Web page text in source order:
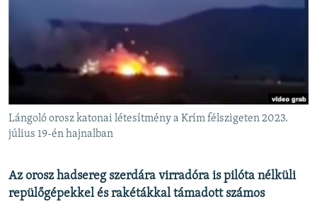
A PÉNZ NYOMÁBAN
VILÁG
A MÚLT TANULSÁGAI
Lángoló orosz katonai létesítmény a Krím félszigeten 2023.
július 19-én hajnalban
Az orosz hadsereg szerdára virradóra is pilóta nélküli
repülőgépekkel és rakétákkal támadott számos